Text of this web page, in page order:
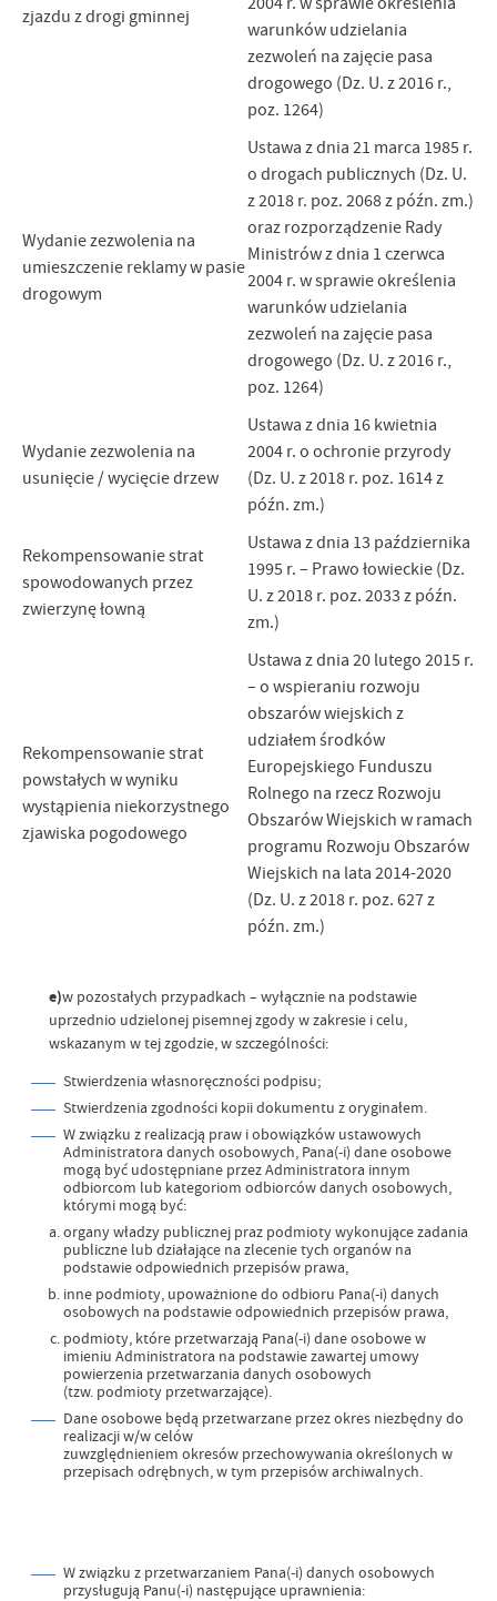
zjazdu z drogi gminnej
warunków udzielania
zezwoleń na zajęcie pasa
drogowego (Dz. U. z 2016 r.,
poz. 1264)
Wydanie zezwolenia na
umieszczenie reklamy w pasie
drogowym
Ustawa z dnia 21 marca 1985 r.
o drogach publicznych (Dz. U.
z 2018 r. poz. 2068 z późn. zm.)
oraz rozporządzenie Rady
Ministrów z dnia 1 czerwca
2004 r. w sprawie określenia
warunków udzielania
zezwoleń na zajęcie pasa
drogowego (Dz. U. z 2016 r.,
poz. 1264)
Wydanie zezwolenia na
usunięcie / wycięcie drzew
Ustawa z dnia 16 kwietnia
2004 r. o ochronie przyrody
(Dz. U. z 2018 r. poz. 1614 z
późn. zm.)
Rekompensowanie strat
spowodowanych przez
zwierzynę łowną
Ustawa z dnia 13 października
1995 r. – Prawo łowieckie (Dz.
U. z 2018 r. poz. 2033 z późn.
zm.)
Rekompensowanie strat
powstałych w wyniku
wystąpienia niekorzystnego
zjawiska pogodowego
Ustawa z dnia 20 lutego 2015 r.
– o wspieraniu rozwoju
obszarów wiejskich z
udziałem środków
Europejskiego Funduszu
Rolnego na rzecz Rozwoju
Obszarów Wiejskich w ramach
programu Rozwoju Obszarów
Wiejskich na lata 2014-2020
(Dz. U. z 2018 r. poz. 627 z
późn. zm.)
e)w pozostałych przypadkach – wyłącznie na podstawie
uprzednio udzielonej pisemnej zgody w zakresie i celu,
wskazanym w tej zgodzie, w szczególności:
Stwierdzenia własnoręczności podpisu;
Stwierdzenia zgodności kopii dokumentu z oryginałem.
W związku z realizacją praw i obowiązków ustawowych
Administratora danych osobowych, Pana(-i) dane osobowe
mogą być udostępniane przez Administratora innym
odbiorcom lub kategoriom odbiorców danych osobowych,
którymi mogą być:
organy władzy publicznej praz podmioty wykonujące zadania
publiczne lub działające na zlecenie tych organów na
podstawie odpowiednich przepisów prawa,
inne podmioty, upoważnione do odbioru Pana(-i) danych
osobowych na podstawie odpowiednich przepisów prawa,
podmioty, które przetwarzają Pana(-i) dane osobowe w
imieniu Administratora na podstawie zawartej umowy
powierzenia przetwarzania danych osobowych
(tzw. podmioty przetwarzające).
Dane osobowe będą przetwarzane przez okres niezbędny do
realizacji w/w celów
zuwzględnieniem okresów przechowywania określonych w
przepisach odrębnych, w tym przepisów archiwalnych.
W związku z przetwarzaniem Pana(-i) danych osobowych
przysługują Panu(-i) następujące uprawnienia: